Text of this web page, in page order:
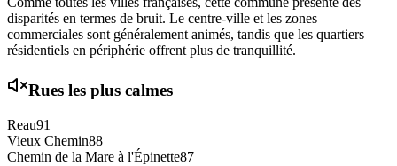
disparités en termes de bruit. Le centre-ville et les zones
commerciales sont généralement animés, tandis que les quartiers
résidentiels en périphérie offrent plus de tranquillité.
Rues les plus calmes
Reau91
Vieux Chemin88
Chemin de la Mare à l'Épinette87